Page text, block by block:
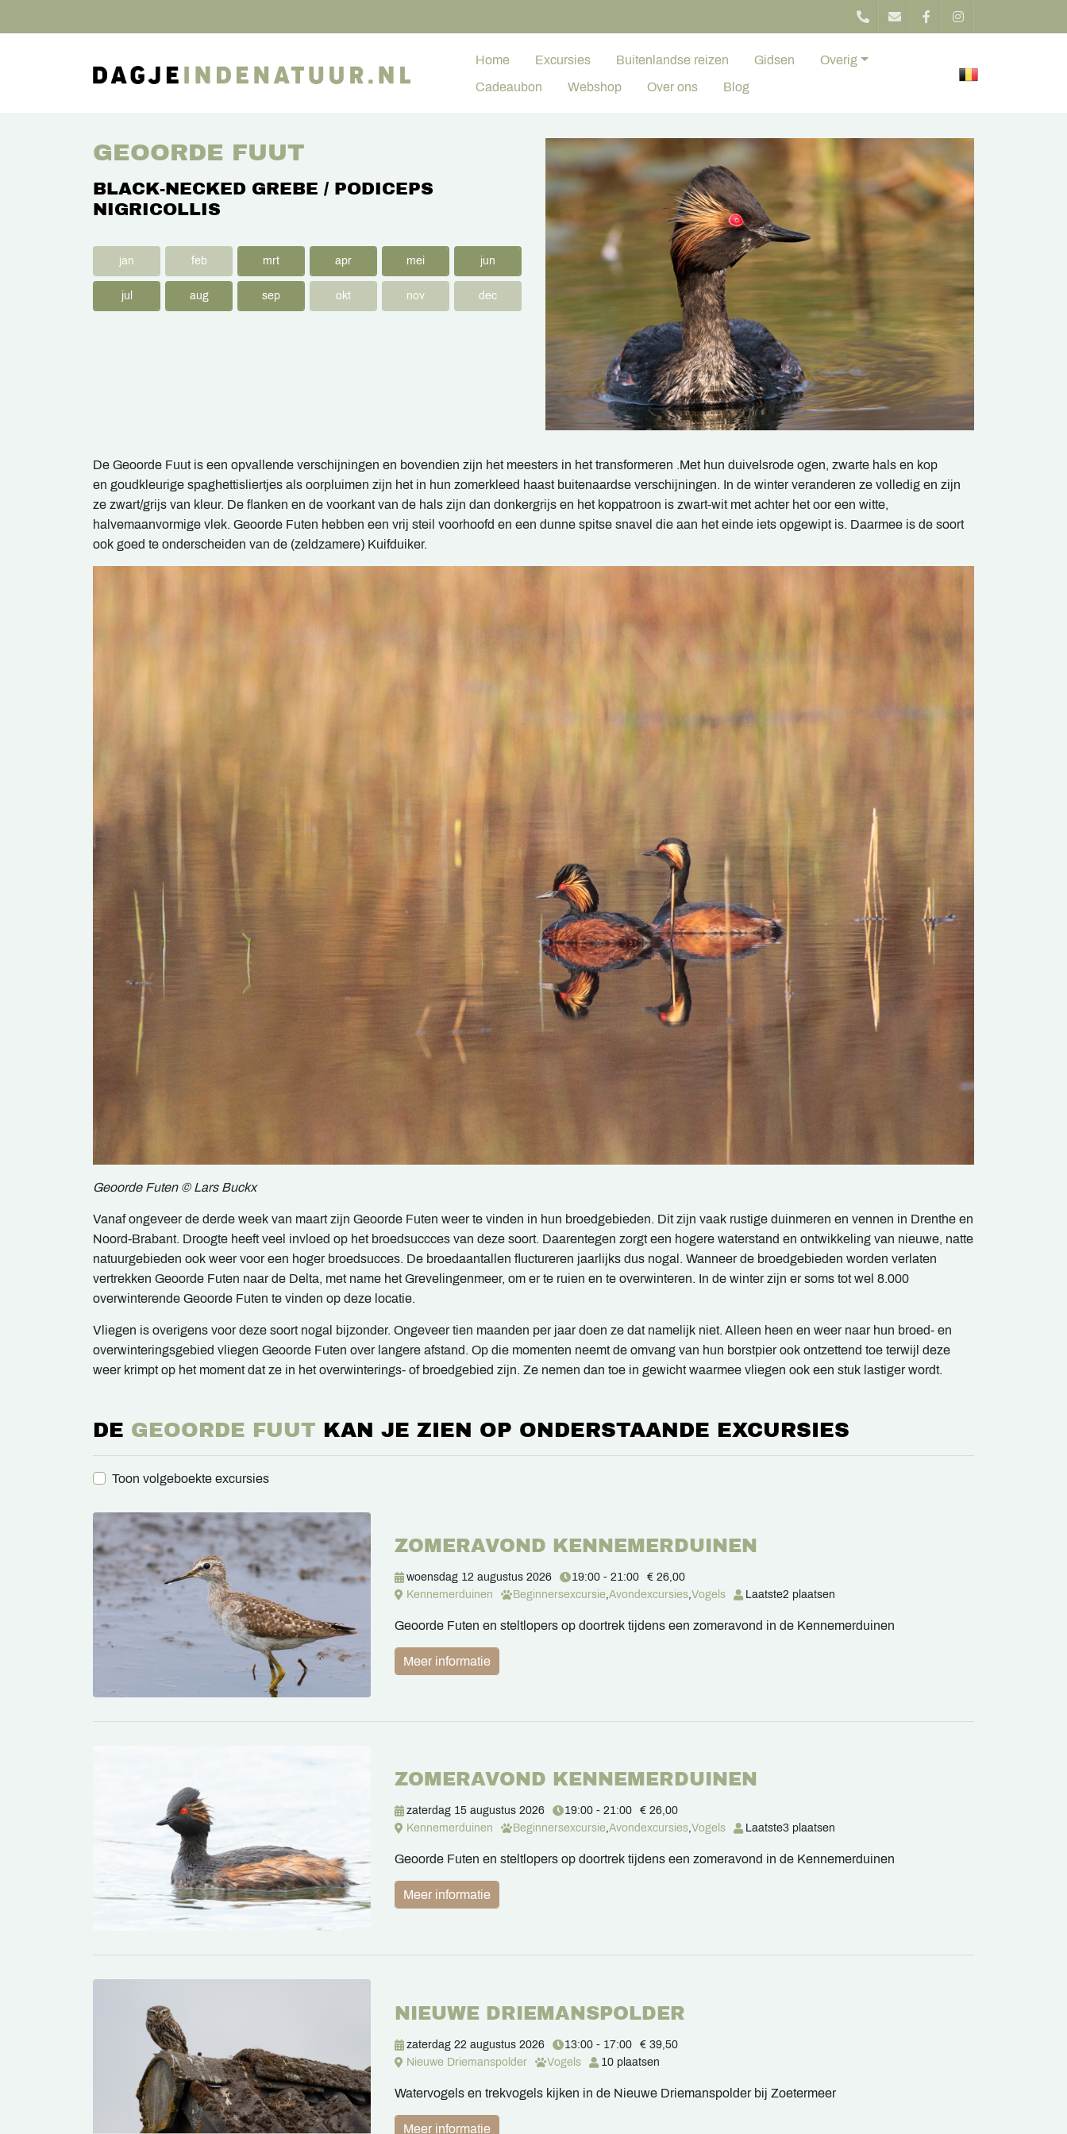
Home Excursies Buitenlandse reizen Gidsen Overig
Cadeaubon Webshop Over ons Blog
GEOORDE FUUT
BLACK-NECKED GREBE / PODICEPS
NIGRICOLLIS
jan feb mrt apr mei jun
jul aug sep okt nov dec
De Geoorde Fuut is een opvallende verschijningen en bovendien zijn het meesters in het transformeren .Met hun duivelsrode ogen, zwarte hals en kop
en goudkleurige spaghettisliertjes als oorpluimen zijn het in hun zomerkleed haast buitenaardse verschijningen. In de winter veranderen ze volledig en zijn
ze zwart/grijs van kleur. De flanken en de voorkant van de hals zijn dan donkergrijs en het koppatroon is zwart-wit met achter het oor een witte,
halvemaanvormige vlek. Geoorde Futen hebben een vrij steil voorhoofd en een dunne spitse snavel die aan het einde iets opgewipt is. Daarmee is de soort
ook goed te onderscheiden van de (zeldzamere) Kuifduiker.
Geoorde Futen © Lars Buckx
Vanaf ongeveer de derde week van maart zijn Geoorde Futen weer te vinden in hun broedgebieden. Dit zijn vaak rustige duinmeren en vennen in Drenthe en
Noord-Brabant. Droogte heeft veel invloed op het broedsuccces van deze soort. Daarentegen zorgt een hogere waterstand en ontwikkeling van nieuwe, natte
natuurgebieden ook weer voor een hoger broedsucces. De broedaantallen fluctureren jaarlijks dus nogal. Wanneer de broedgebieden worden verlaten
vertrekken Geoorde Futen naar de Delta, met name het Grevelingenmeer, om er te ruien en te overwinteren. In de winter zijn er soms tot wel 8.000
overwinterende Geoorde Futen te vinden op deze locatie.
Vliegen is overigens voor deze soort nogal bijzonder. Ongeveer tien maanden per jaar doen ze dat namelijk niet. Alleen heen en weer naar hun broed- en
overwinteringsgebied vliegen Geoorde Futen over langere afstand. Op die momenten neemt de omvang van hun borstpier ook ontzettend toe terwijl deze
weer krimpt op het moment dat ze in het overwinterings- of broedgebied zijn. Ze nemen dan toe in gewicht waarmee vliegen ook een stuk lastiger wordt.
DE GEOORDE FUUT KAN JE ZIEN OP ONDERSTAANDE EXCURSIES
Toon volgeboekte excursies
ZOMERAVOND KENNEMERDUINEN
woensdag 12 augustus 2026 19:00 - 21:00
€ 26,00
Kennemerduinen
Beginnersexcursie Avondexcursies Vogels Laatste2 plaatsen
Geoorde Futen en steltlopers op doortrek tijdens een zomeravond in de Kennemerduinen
Meer informatie
ZOMERAVOND KENNEMERDUINEN
zaterdag 15 augustus 2026 19:00 - 21:00
€ 26,00
Kennemerduinen
Beginnersexcursie,Avondexcursies,Vogels Laatste3 plaatsen
Geoorde Futen en steltlopers op doortrek tijdens een zomeravond in de Kennemerduinen
Meer informatie
NIEUWE DRIEMANSPOLDER
zaterdag 22 augustus 2026 13:00 - 17:00
€ 39,50
Nieuwe Driemanspolder
Vogels 10 plaatsen
Watervogels en trekvogels kijken in de Nieuwe Driemanspolder bij Zoetermeer
Meer informatie